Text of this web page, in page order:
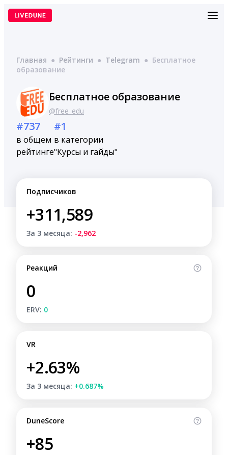
Перейти
Главная ● Рейтинги ● Telegram ● Бесплатное
образование
Бесплатное образование
@free_edu
#737
в общем
рейтинге
#1
в категории
"Курсы и гайды"
Подписчиков
+311,589
За 3 месяца: -2,962
Реакций
0
ERV: 0
VR
+2.63%
За 3 месяца: +0.687%
DuneScore
+85